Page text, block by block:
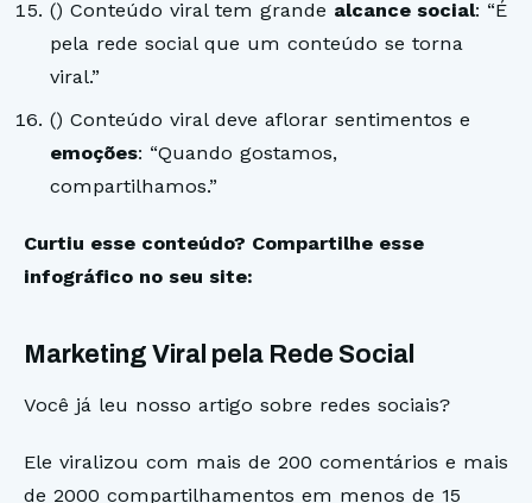
() Conteúdo viral tem grande alcance social: “É
pela rede social que um conteúdo se torna
viral.”
() Conteúdo viral deve aflorar sentimentos e
emoções: “Quando gostamos,
compartilhamos.”
Curtiu esse conteúdo? Compartilhe esse
infográfico no seu site:
Marketing Viral pela Rede Social
Você já leu nosso artigo sobre redes sociais?
Ele viralizou com mais de 200 comentários e mais
de 2000 compartilhamentos em menos de 15